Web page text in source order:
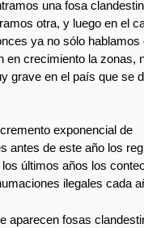
una fosa
otra, y luego en el
ya no sólo hablamos
en crecimiento la zonas,
grave en el país que se
exponencial de
antes de este año los
últimos años los
ilegales cada
aparecen fosas